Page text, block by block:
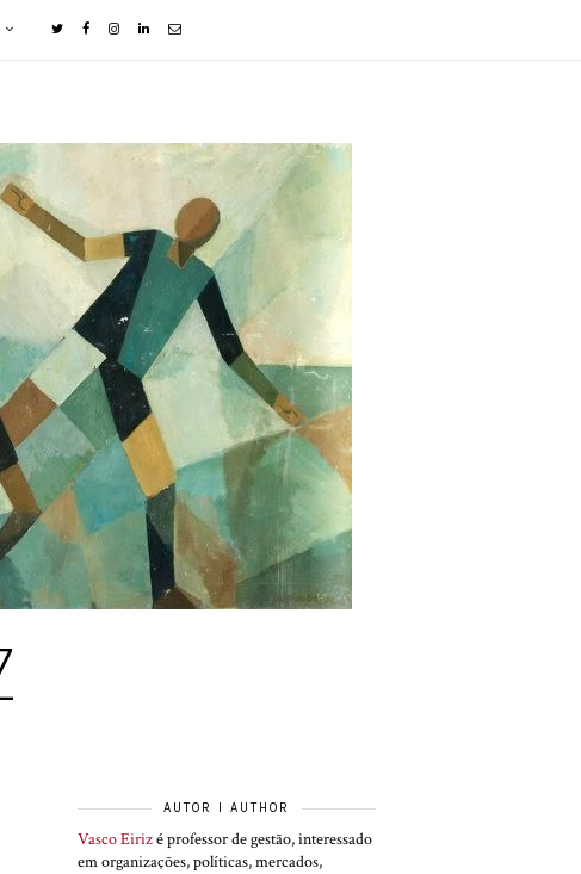
AUTOR I AUTHOR
Vasco Eirizé professor de gestão, interessado
em organizações, políticas, mercados,